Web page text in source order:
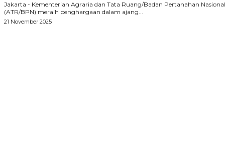
Jakarta - Kementerian Agraria dan Tata Ruang/Badan Pertanahan Nasional
(ATR/BPN) meraih penghargaan dalam ajang...
21 November 2025